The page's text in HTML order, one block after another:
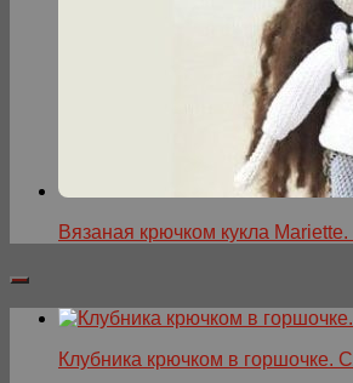
Вязаная крючком кукла
Клубника крючком в горшочке.